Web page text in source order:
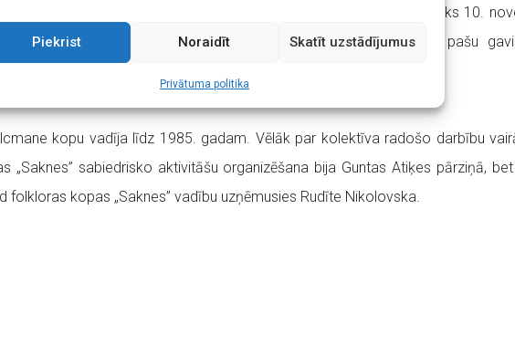
Piekrist Noraidīt Skatīt uzstādījumus
Privātuma politika
jubilejas sarīkojumā „Ar saknēm tautas dziesmā”, kas notiks 10.
centrā „Namīns”, tiks skandētas tautas dziesmas gan pašu
kopu vadīja līdz 1985. gadam. Vēlāk par kolektīva radošo darbību
sabiedrisko aktivitāšu organizēšana bija Guntas Atiķes pārziņā,
kopas „Saknes” vadību uzņēmusies Rudīte Nikolovska.